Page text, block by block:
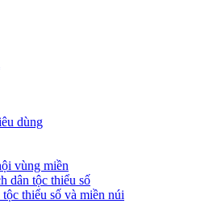
dùng
vùng miền
dân tộc thiểu số
thiểu số và miền núi